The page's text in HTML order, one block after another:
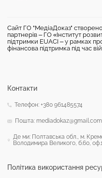
Сайт ГО "МедіаДоказ"
партнерів – ГО «Інститут
підтримки EUACI – у рамках
фінансова підтримка під час
Політика використання
Контакти
Телефон: +380 961485574
Пошта: mediadokaz@gmail.com
Де ми: Полтавська обл., м.
Володимира Великого, б.60,